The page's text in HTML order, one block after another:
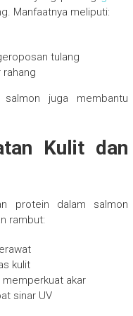
Manfaatnya meliputi:
tulang
rahang
salmon juga membantu
Kulit dan
protein dalam salmon
rambut:
kulit
akar
sinar UV